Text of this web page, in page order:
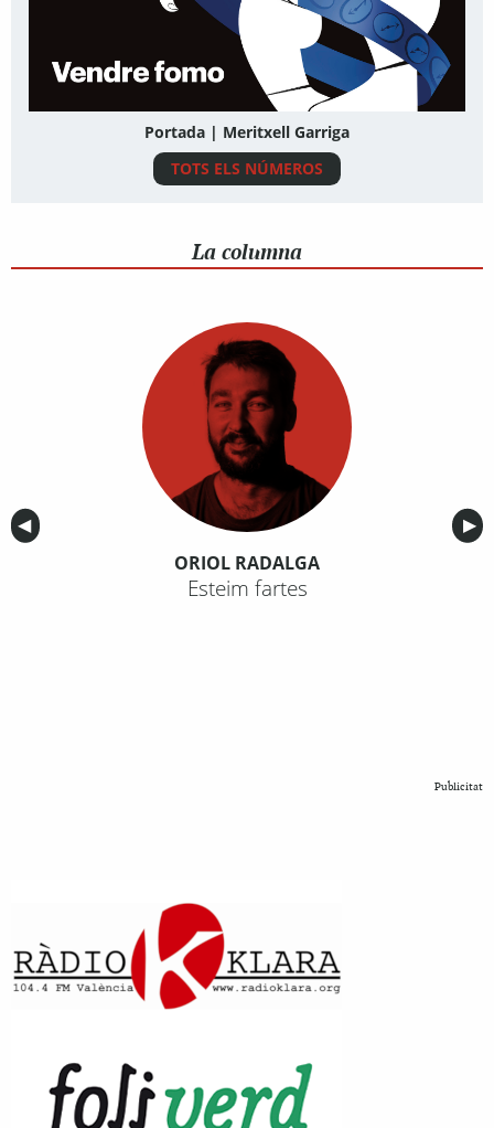
Portada | Meritxell Garriga
TOTS ELS NÚMEROS
La columna
Anterior
◀︎ ▶︎
ORIOL RADALGA
Esteim fartes
Publicitat